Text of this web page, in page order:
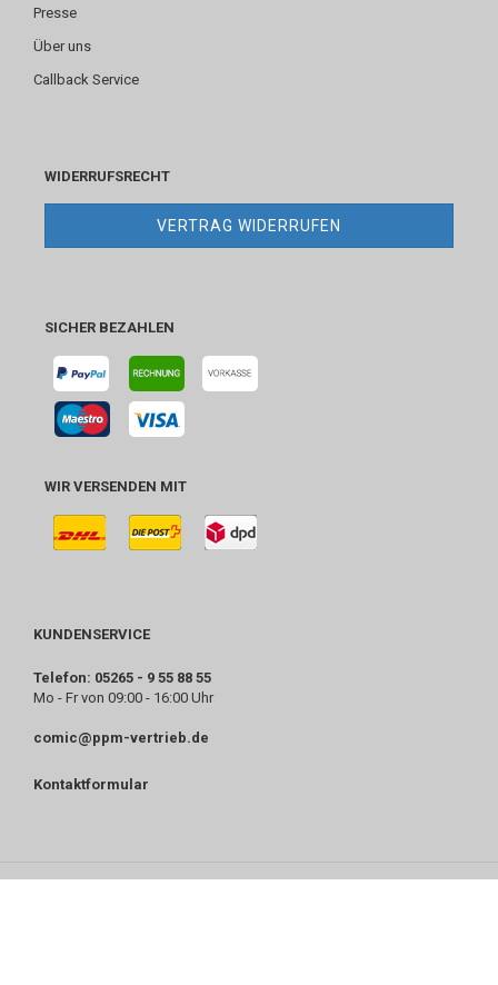
Presse
Über uns
Callback Service
WIDERRUFSRECHT
VERTRAG WIDERRUFEN
SICHER BEZAHLEN
WIR VERSENDEN MIT
KUNDENSERVICE
Telefon: 05265 - 9 55 88 55
Mo - Fr von 09:00 - 16:00 Uhr
comic@ppm-vertrieb.de
Kontaktformular